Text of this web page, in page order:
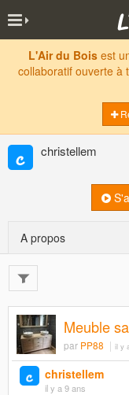
L'Air du Boisest
collaboratif ouverte à
christellem
A propos
Meuble
par PP88 il y
christellem
il y a 9 ans